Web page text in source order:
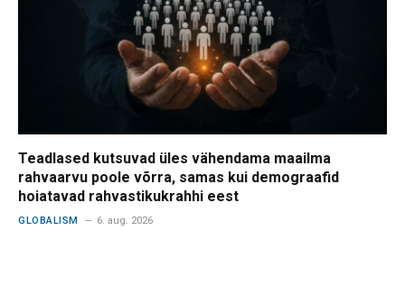
Teadlased kutsuvad üles vähendama maailma
rahvaarvu poole võrra, samas kui demograafid
hoiatavad rahvastikukrahhi eest
GLOBALISM 6. aug. 2026